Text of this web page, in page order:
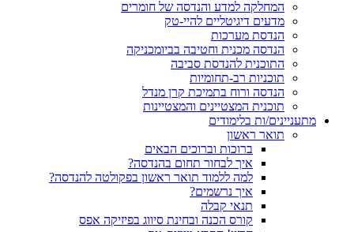
המחלקה למדע והנדסה של חומרים
מדעים דיגיטליים להיי-טק
הנדסת מערכות
הנדסה מכנית וחטיבה בביומכניקה
התוכנית להנדסת סביבה
תוכניות רב-תחומיות
הנדסה ורוח בתמיכת קרן מנדל
תוכנית המצטיינים והמצטיינות
מתעניינים/ות בלימודים
תואר ראשון
ברוכות וברוכים הבאים
איך לבחור תחום בהנדסה?
למה ללמוד תואר ראשון בפקולטה להנדסה?
איך נרשמים?
תנאי קבלה
קורס הכנה ובחינת סיווג בפיזיקה אפס